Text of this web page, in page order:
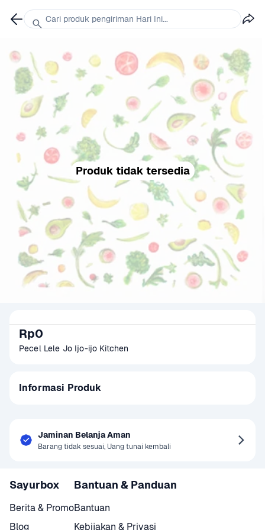
Produk tidak tersedia
Rp0
Pecel Lele Jo Ijo-ijo Kitchen
Informasi Produk
Jaminan Belanja Aman
Barang tidak sesuai, Uang tunai kembali
Sayurbox
Berita & Promo
Blog
Bantuan & Panduan
Bantuan
Kebijakan & Privasi
Cari produk pengiriman Hari Ini...